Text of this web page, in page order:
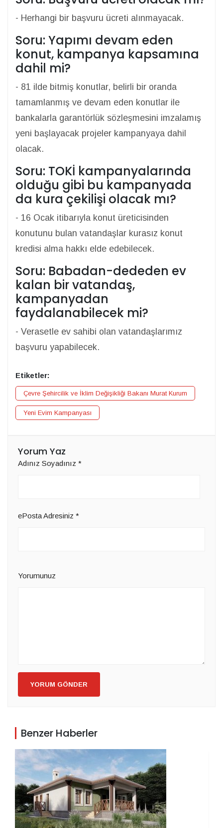
- Herhangi bir başvuru ücreti alınmayacak.
Soru: Yapımı devam eden
konut, kampanya kapsamına
dahil mi?
- 81 ilde bitmiş konutlar, belirli bir oranda
tamamlanmış ve devam eden konutlar ile
bankalarla garantörlük sözleşmesini imzalamış
yeni başlayacak projeler kampanyaya dahil
olacak.
Soru: TOKİ kampanyalarında
olduğu gibi bu kampanyada
da kura çekilişi olacak mı?
- 16 Ocak itibarıyla konut üreticisinden
konutunu bulan vatandaşlar kurasız konut
kredisi alma hakkı elde edebilecek.
Soru: Babadan-dededen ev
kalan bir vatandaş,
kampanyadan
faydalanabilecek mi?
- Verasetle ev sahibi olan vatandaşlarımız
başvuru yapabilecek.
Etiketler:
Çevre Şehircilik ve İklim Değişikliği Bakanı Murat Kurum
Yeni Evim Kampanyası
Yorum Yaz
Adınız Soyadınız *
ePosta Adresiniz *
Yorumunuz
YORUM GÖNDER
Benzer Haberler